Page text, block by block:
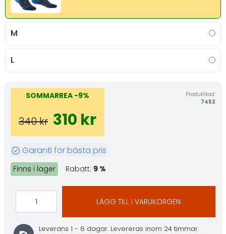
M
L
SOMMARREA -9%
340 kr 310 kr
Produktkod:
7452
Garanti för bästa pris
Finns i lager Rabatt: 9 %
LÄGG TILL I VARUKORGEN
Leverans 1 - 6 dagar. Levereras inom 24 timmar.